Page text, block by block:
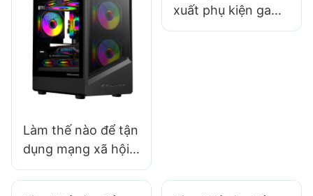
Làm thế nào để tận
dụng mạng xã hội
để tiếp thị vỏ máy
xuất phụ kiện game
thể thao điện tử